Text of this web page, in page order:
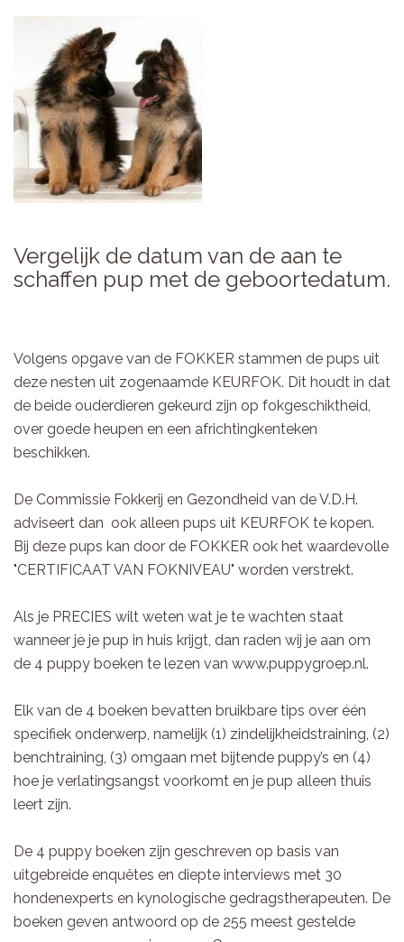
Vergelijk de datum van de aan te
schaffen pup met de geboortedatum.
Volgens opgave van de FOKKER stammen de pups uit
deze nesten uit zogenaamde KEURFOK. Dit houdt in dat
de beide ouderdieren gekeurd zijn op fokgeschiktheid,
over goede heupen en een africhtingkenteken
beschikken.
De Commissie Fokkerij en Gezondheid van de V.D.H.
adviseert dan ook alleen pups uit KEURFOK te kopen.
Bij deze pups kan door de FOKKER ook het waardevolle
"CERTIFICAAT VAN FOKNIVEAU" worden verstrekt.
Als je PRECIES wilt weten wat je te wachten staat
wanneer je je pup in huis krijgt, dan raden wij je aan om
de 4 puppy boeken te lezen van www.puppygroep.nl.
Elk van de 4 boeken bevatten bruikbare tips over één
specifiek onderwerp, namelijk (1) zindelijkheidstraining, (2)
benchtraining, (3) omgaan met bijtende puppy’s en (4)
hoe je verlatingsangst voorkomt en je pup alleen thuis
leert zijn.
De 4 puppy boeken zijn geschreven op basis van
uitgebreide enquêtes en diepte interviews met 30
hondenexperts en kynologische gedragstherapeuten. De
boeken geven antwoord op de 255 meest gestelde